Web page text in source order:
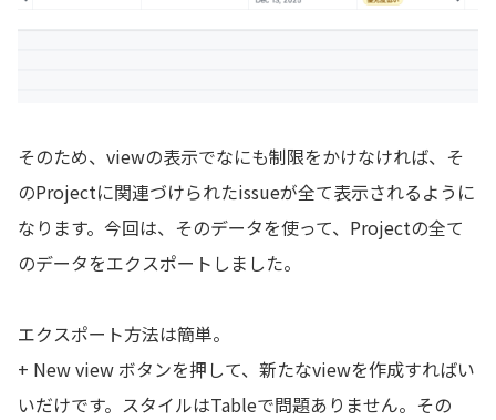
そのため、viewの表示でなにも制限をかけなければ、そ
のProjectに関連づけられたissueが全て表示されるように
なります。今回は、そのデータを使って、Projectの全て
のデータをエクスポートしました。
エクスポート方法は簡単。
+ New view ボタンを押して、新たなviewを作成すればい
いだけです。スタイルはTableで問題ありません。その